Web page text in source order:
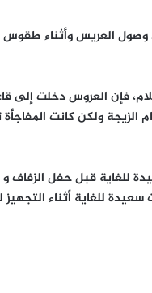
شارما البالغة من العمر 21 عاما، بعد وصول
فإن العروس دخلت
الزيجة ولكن كانت
قبل حفل الزفاف و
للغاية أثناء التجهيز